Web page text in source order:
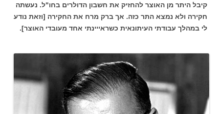
קיבל היתר מן האוצר להחזיק את חשבון הדולרים בחו"ל. נעשתה
חקירה ולא נמצא התר כזה. אך ברק מרח את החקירה [וזאת נודע
לי במהלך עבודתי העיתונאית כשראייינתי אחד מעובדי האוצר].